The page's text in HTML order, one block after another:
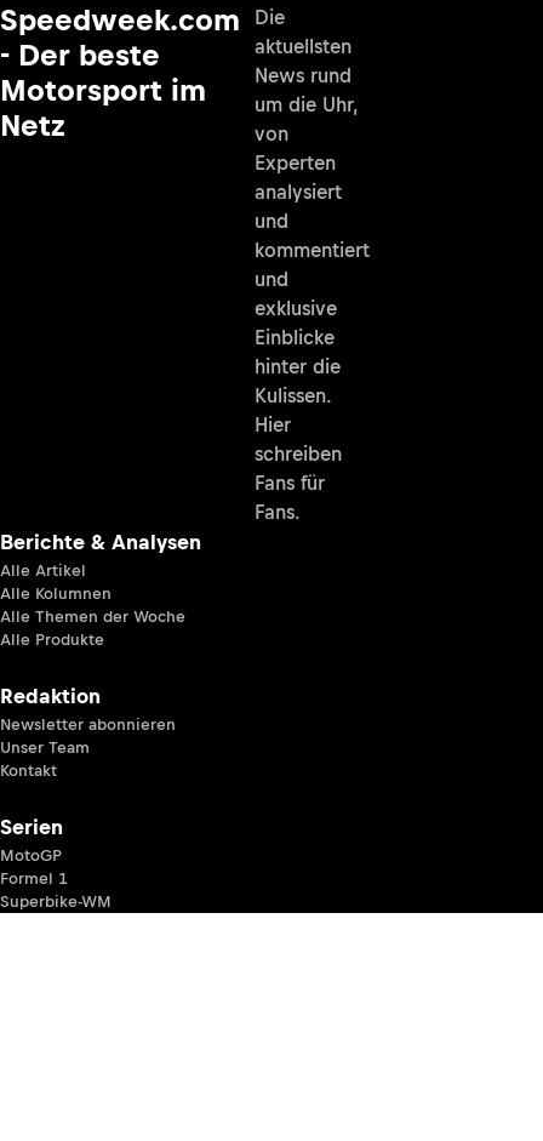
Speedweek.com
- Der beste
Motorsport im
Netz
Die
aktuellsten
News rund
um die Uhr,
von
Experten
analysiert
und
kommentiert
und
exklusive
Einblicke
hinter die
Kulissen.
Hier
schreiben
Fans für
Fans.
Berichte & Analysen
Alle Artikel
Alle Kolumnen
Alle Themen der Woche
Alle Produkte
Redaktion
Newsletter abonnieren
Unser Team
Kontakt
Serien
MotoGP
Formel 1
Superbike-WM